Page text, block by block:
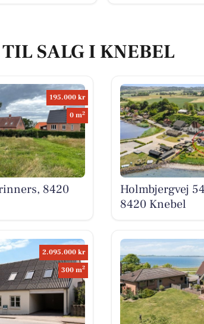
SALG I KNEBEL
195.000 kr
0 m2
8420
Holmbjergvej
8420 Knebel
2.095.000 kr
300 m2